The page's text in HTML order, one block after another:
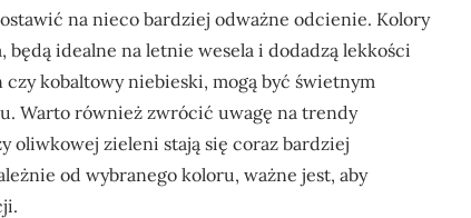
na nieco bardziej odważne odcienie. Kolory
idealne na letnie wesela i dodadzą lekkości
kobaltowy niebieski, mogą być świetnym
Warto również zwrócić uwagę na trendy
oliwkowej zieleni stają się coraz bardziej
od wybranego koloru, ważne jest, aby